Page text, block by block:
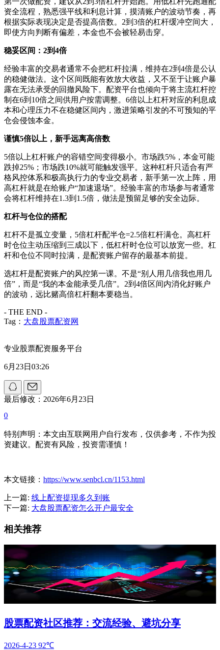
资全流程，熟悉强平线和利息计算，摸清账户的波动节奏，再
根据实际表现决定是否提高倍数。2到3倍的杠杆缓冲空间大，
即使方向判断有偏差，本金也不会被轻易击穿。
稳妥区间：2到4倍
经验丰富的交易者通常不会把杠杆拉满，维持在2到4倍是公认
的稳健做法。这个区间既能有效放大收益，又不至于让账户暴
露在无法承受的回撤风险下。配资平台也倾向于将主流杠杆控
制在6到10倍之间供用户按需调整。6倍以上杠杆对应的利息成
本和心理压力不在稳健区间内，激进策略引发的不可预知的平
仓会侵蚀本金。
谨慎5倍以上，新手远离高倍数
5倍以上杠杆账户的容错空间变得极小。市场跌5%，本金可能
跌掉25%；市场跌10%就可能触发强平。这种杠杆只适合有严
格风控体系和极高执行力的专业交易者，新手第一次上阵，用
高杠杆就是在给账户“加速退场”。经验丰富的市场参与者通常
会将杠杆维持在1.3到1.5倍，做法是预留足够的安全边际。
杠杆与仓位的搭配
杠杆不是孤立变量，5倍杠杆配半仓=2.5倍杠杆满仓。高杠杆
时仓位主动压缩到三成以下，低杠杆时仓位可以放宽一些。杠
杆和仓位不同时拉满，是配资账户留存的最基本前提。
选杠杆是配资账户的风控第一课。不是“别人用几倍我也用几
倍”，而是“我的本金能承受几倍”。2到4倍区间内消化好账户
的波动，远比赌高倍杠杆翻本要稳当。
- THE END -
Tag： 大盘股票配资网
专业股票配资服务平台
6月23日03:26
最后修改：2026年6月23日
0
特别声明：本文由互联网用户自行发布，仅供参考，不作为投
资建议。配资有风险，投资需谨慎！
本文链接： https://www.senbcl.cn/1153.html
上一篇: 线上配资提现多久到账
下一篇: 大盘股票配资怎么开户最安全
相关推荐
股票配资社区推荐：交流经验、避坑分享
2026-4-23 92℃